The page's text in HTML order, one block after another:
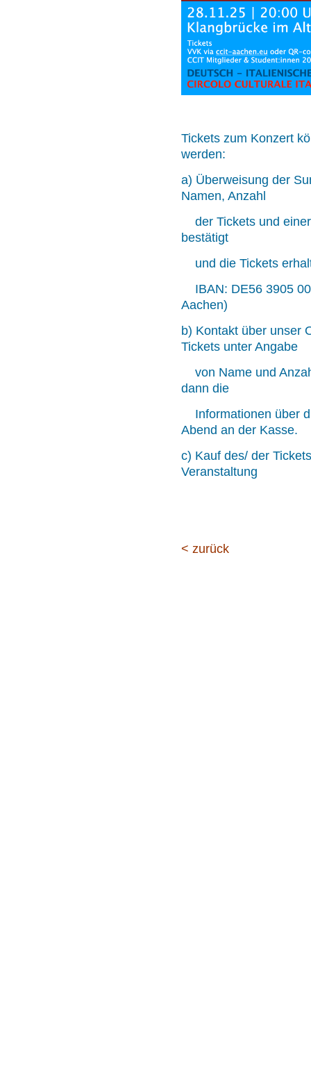
Tickets zum Konzert
werden:
a) Überweisung der
Namen, Anzahl
der Tickets und
bestätigt
und die Tickets
IBAN: DE56 3905
Aachen)
b) Kontakt über unser
Tickets unter Angabe
von Name und
dann die
Informationen über
Abend an der Kasse.
c) Kauf des/ der
Veranstaltung
< zurück